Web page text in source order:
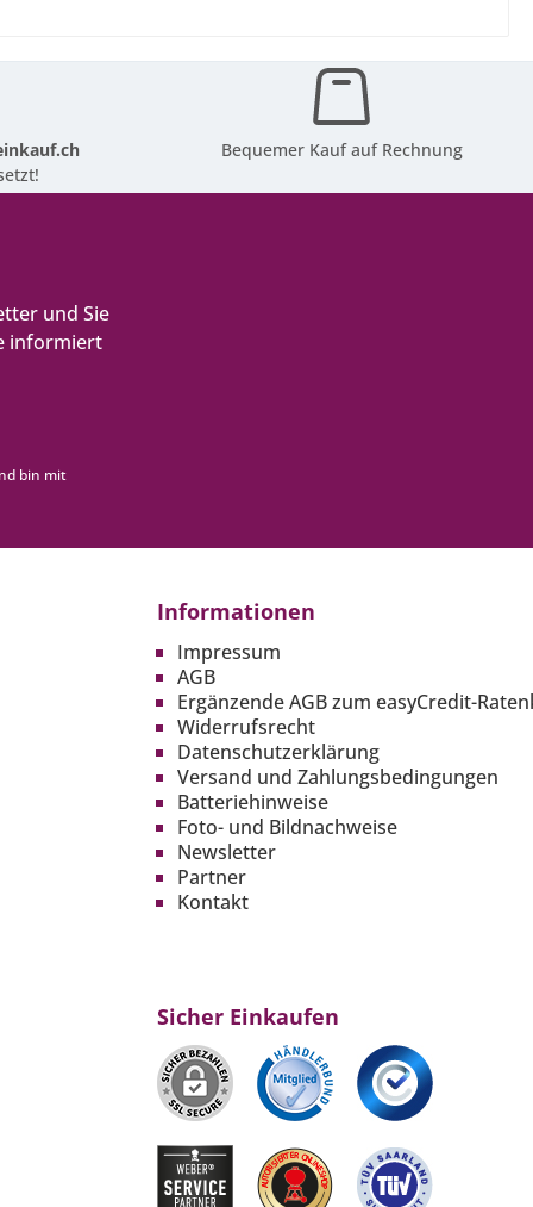
Bequemer Kauf auf Rechnung
und Sie
informiert
bin mit
Informationen
Impressum
AGB
Ergänzende AGB zum easyCredit-
Widerrufsrecht
Datenschutzerklärung
Versand und Zahlungsbedingungen
Batteriehinweise
Foto- und Bildnachweise
Newsletter
Partner
Kontakt
Sicher Einkaufen